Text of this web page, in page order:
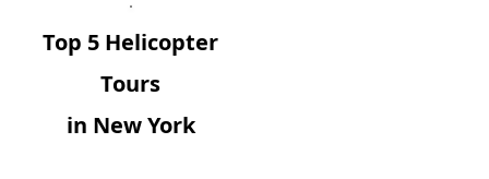
Top 5 Helicopter
Tours
in New York